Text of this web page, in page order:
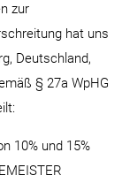
zur
hat uns
Deutschland,
§ 27a WpHG
10% und 15%